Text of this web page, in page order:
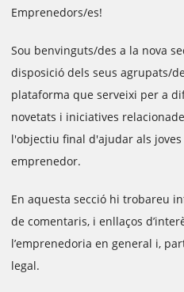
Emprenedors/es!
Sou benvinguts/des a la nova
disposició dels seus agrupats/
plataforma que serveixi per a
novetats i iniciatives
l'objectiu final d'ajudar als
emprenedor.
En aquesta secció hi trobareu
de comentaris, i enllaços
l’emprenedoria en general i,
legal.